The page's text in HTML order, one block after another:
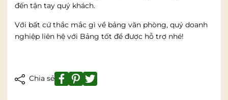
đến tận tay quý khách.
Với bất cứ thắc mắc gì về bảng văn phòng, quý doanh
nghiệp liên hệ với Bảng tốt để được hỗ trợ nhé!
Chia sẻ